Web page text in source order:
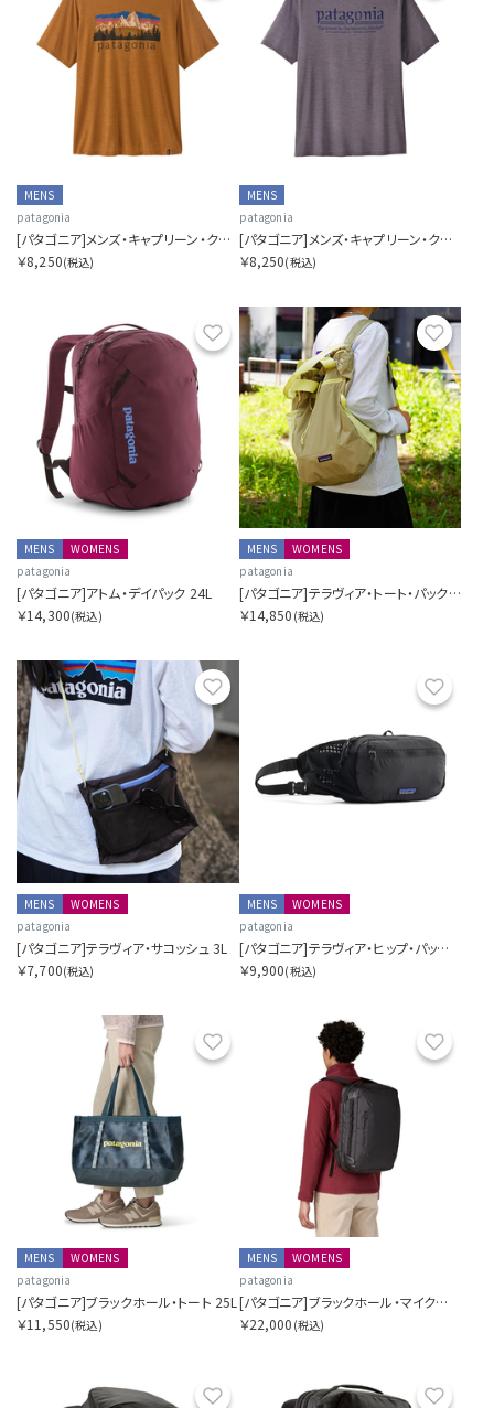
MENS
patagonia
[パタゴニア]メンズ・キャプリーン・クール・デイリー・シャツ（フィッツロイ・フットヒルズ）
￥8,250(税込)
MENS
patagonia
[パタゴニア]メンズ・キャプリーン・クール・デイリー・シャツ（ハット・トリッパー）
￥8,250(税込)
お気に入り
MENS
WOMENS
patagonia
[パタゴニア]アトム・デイパック 24L
￥14,300(税込)
MENS
WOMENS
patagonia
[パタゴニア]テラヴィア・トート・パック 24L
￥14,850 (税込)
お気に入り
MENS
WOMENS
patagonia
[パタゴニア]テラヴィア・サコッシュ 3L
￥7,700(税込)
MENS
WOMENS
patagonia
[パタゴニア]テラヴィア・ヒップ・パック 4L
￥9,900(税込)
お気に入り
MENS
WOMENS
patagonia
[パタゴニア]ブラックホール・トート 25L
￥11,550(税込)
MENS
WOMENS
patagonia
[パタゴニア]ブラックホール・マイクロ・MLC 22L
￥22,000 (税込)
お気に入り